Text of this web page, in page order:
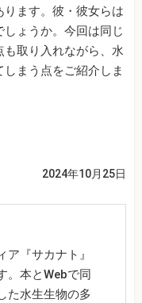
ます。彼・彼女らは
ょうか。今回は同じ
取り入れながら、水
まう点をご紹介しま
2024年10月25日
『サカナト』
。本とWebで同
た水生生物の多